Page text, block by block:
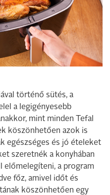
történő sütés, a
a legigényesebb
mint minden Tefal
köszönhetően azok is
egészséges és jó ételeket
szeretnék a konyhában
előmelegíteni, a program
főz, amivel időt és
köszönhetően egy